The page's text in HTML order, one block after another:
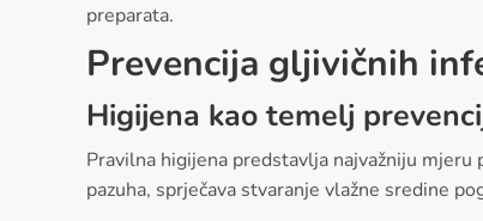
preparata.
Prevencija gljivičnih
Higijena kao temelj
Pravilna higijena predstavlja najvažniju
pazuha, sprječava stvaranje vlažne sredine